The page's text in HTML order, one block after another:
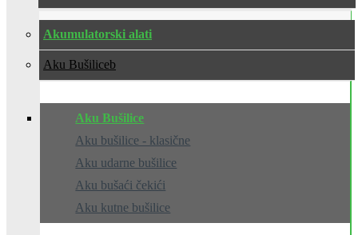
Akumulatorski alati
Aku Bušilice
Aku Bušilice
Aku bušilice - klasične
Aku udarne bušilice
Aku bušaći čekići
Aku kutne bušilice